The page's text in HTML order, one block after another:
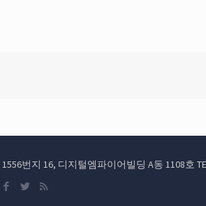
번지 16, 디지털엠파이어빌딩 A동 1108호